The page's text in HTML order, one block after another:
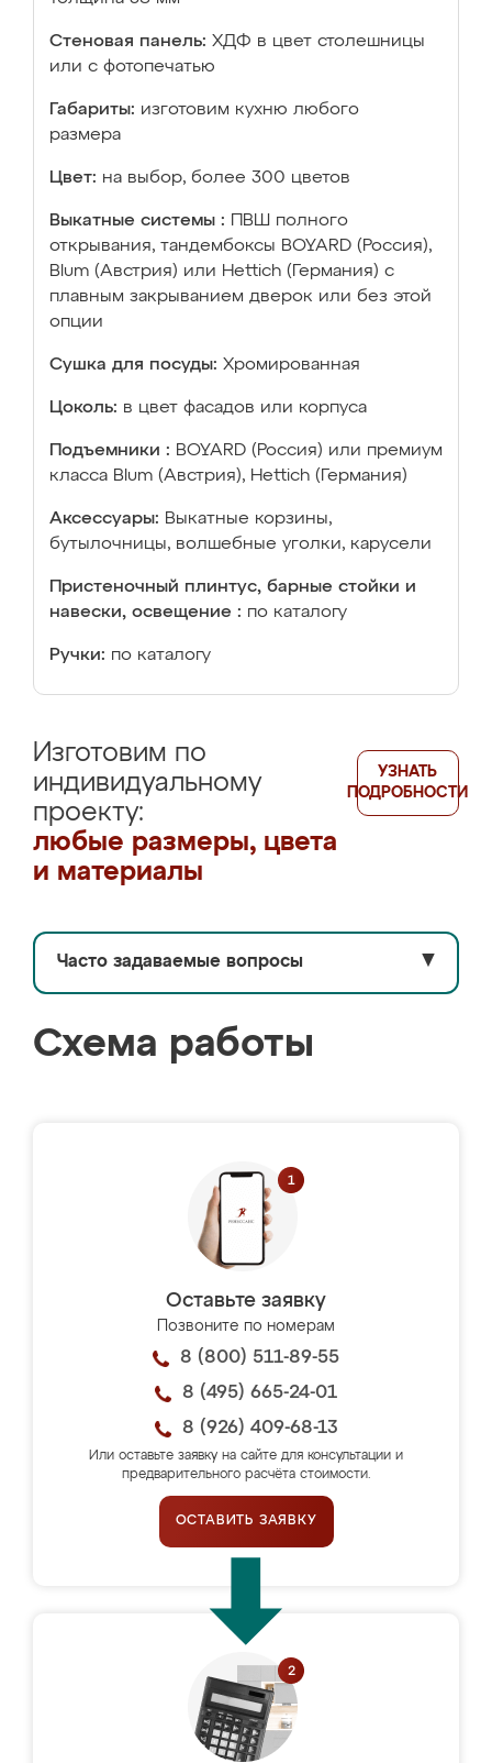
Стеновая панель: ХДФ в цвет столешницы
или с фотопечатью
Габариты: изготовим кухню любого
размера
Цвет: на выбор, более 300 цветов
Выкатные системы :
ПВШ полного
открывания, тандембоксы BOYARD (Россия),
Blum (Австрия) или Hettich (Германия) с
плавным закрыванием дверок или без этой
опции
Сушка для посуды: Хромированная
Цоколь: в цвет фасадов или корпуса
Подъемники : BOYARD (Россия) или премиум
класса Blum (Австрия), Hettich (Германия)
Аксессуары: Выкатные корзины,
бутылочницы, волшебные уголки, карусели
Пристеночный плинтус, барные стойки и
навески, освещение : по каталогу
Ручки: по каталогу
Изготовим по
индивидуальному
проекту:
любые размеры, цвета
и материалы
УЗНАТЬ
ПОДРОБНОСТИ
Часто задаваемые вопросы ▼
Схема работы
Оставьте заявку
Позвоните по номерам
8 (800) 511-89-55
8 (495) 665-24-01
8 (926) 409-68-13
Или оставьте заявку на сайте для консультации и
предварительного расчёта стоимости.
ОСТАВИТЬ ЗАЯВКУ